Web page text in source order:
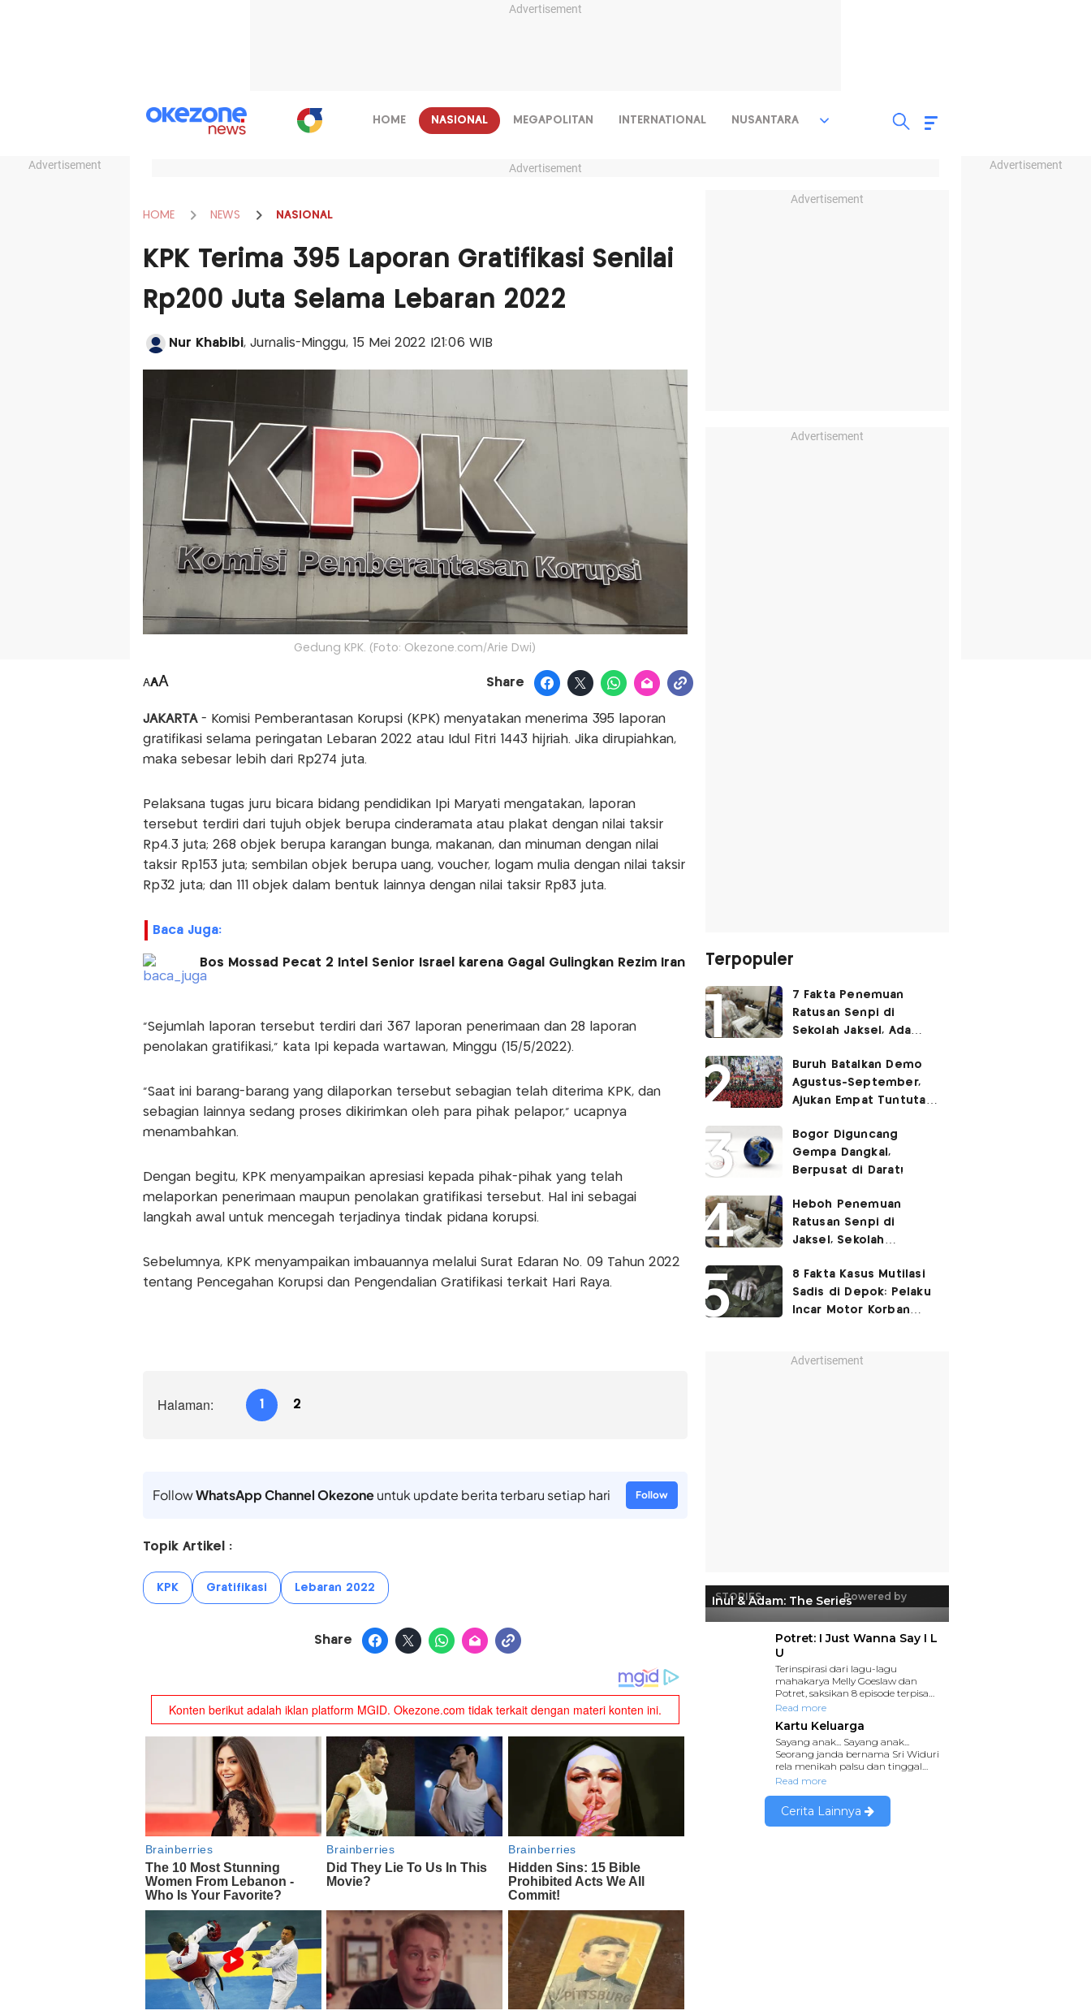
Advertisement
Advertisement Advertisement
HOME NASIONAL MEGAPOLITAN INTERNATIONAL NUSANTARA
Advertisement
HOME NEWS NASIONAL
KPK Terima 395 Laporan Gratifikasi Senilai
Rp200 Juta Selama Lebaran 2022
Nur Khabibi, Jurnalis-Minggu, 15 Mei 2022 |21:06 WIB
Gedung KPK. (Foto: Okezone.com/Arie Dwi)
AAA Share
JAKARTA- Komisi Pemberantasan Korupsi (KPK) menyatakan menerima 395 laporan
gratifikasi selama peringatan Lebaran 2022 atau Idul Fitri 1443 hijriah. Jika dirupiahkan,
maka sebesar lebih dari Rp274 juta.
Pelaksana tugas juru bicara bidang pendidikan Ipi Maryati mengatakan, laporan
tersebut terdiri dari tujuh objek berupa cinderamata atau plakat dengan nilai taksir
Rp4.3 juta; 268 objek berupa karangan bunga, makanan, dan minuman dengan nilai
taksir Rp153 juta; sembilan objek berupa uang, voucher, logam mulia dengan nilai taksir
Rp32 juta; dan 111 objek dalam bentuk lainnya dengan nilai taksir Rp83 juta.
Baca Juga:
Bos Mossad Pecat 2 Intel Senior Israel karena Gagal Gulingkan Rezim Iran
"Sejumlah laporan tersebut terdiri dari 367 laporan penerimaan dan 28 laporan
penolakan gratifikasi," kata Ipi kepada wartawan, Minggu (15/5/2022).
"Saat ini barang-barang yang dilaporkan tersebut sebagian telah diterima KPK, dan
sebagian lainnya sedang proses dikirimkan oleh para pihak pelapor," ucapnya
menambahkan.
Dengan begitu, KPK menyampaikan apresiasi kepada pihak-pihak yang telah
melaporkan penerimaan maupun penolakan gratifikasi tersebut. Hal ini sebagai
langkah awal untuk mencegah terjadinya tindak pidana korupsi.
Sebelumnya, KPK menyampaikan imbauannya melalui Surat Edaran No. 09 Tahun 2022
tentang Pencegahan Korupsi dan Pengendalian Gratifikasi terkait Hari Raya.
Halaman: 1 2
FollowWhatsApp Channel Okezoneuntuk update berita terbaru setiap hari Follow
Topik Artikel :
KPK Gratifikasi Lebaran 2022
Share
Advertisement
Advertisement
Terpopuler
7 Fakta Penemuan
Ratusan Senpi di
Sekolah Jaksel, Ada
Ruang Bunker
Buruh Batalkan Demo
Agustus-September,
Ajukan Empat Tuntutan
Bogor Diguncang
Gempa Dangkal,
Berpusat di Darat!
Heboh Penemuan
Ratusan Senpi di
Jaksel, Sekolah
Kegiatan Eskul
Menembak
8 Fakta Kasus Mutilasi
Sadis di Depok: Pelaku
Incar Motor Korban
Advertisement